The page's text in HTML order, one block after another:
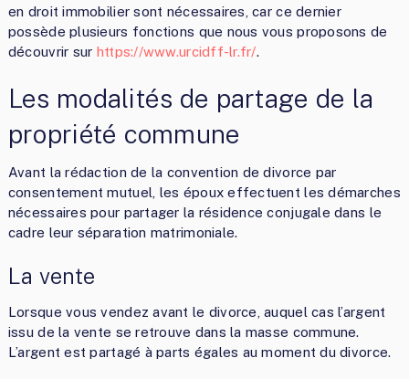
en droit immobilier sont nécessaires, car ce dernier
possède plusieurs fonctions que nous vous proposons de
découvrir sur https://www.urcidff-lr.fr/.
Les modalités de partage de la
propriété commune
Avant la rédaction de la convention de divorce par
consentement mutuel, les époux effectuent les démarches
nécessaires pour partager la résidence conjugale dans le
cadre leur séparation matrimoniale.
La vente
Lorsque vous vendez avant le divorce, auquel cas l’argent
issu de la vente se retrouve dans la masse commune.
L’argent est partagé à parts égales au moment du divorce.